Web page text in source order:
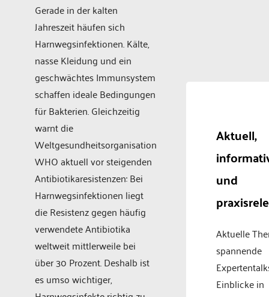
Gerade in der kalten
Jahreszeit häufen sich
Harnwegsinfektionen. Kälte,
nasse Kleidung und ein
geschwächtes Immunsystem
schaffen ideale Bedingungen
für Bakterien. Gleichzeitig
warnt die
Weltgesundheitsorganisation
WHO aktuell vor steigenden
Antibiotikaresistenzen: Bei
Harnwegsinfektionen liegt
die Resistenz gegen häufig
verwendete Antibiotika
weltweit mittlerweile bei
über 30 Prozent. Deshalb ist
es umso wichtiger,
Aktuell,
und
Aktuelle
spannende
Einblicke in